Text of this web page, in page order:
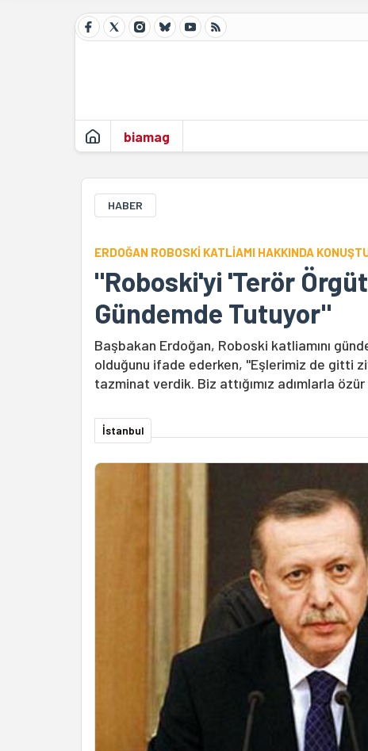
biamag
HABER
ERDOĞAN ROBOSKİ KATLİAMI HAKKINDA
"Roboski'yi 'Terör
Gündemde Tutuyor"
Başbakan Erdoğan, Roboski katliamını
olduğunu ifade ederken, "Eşlerimiz de gitti
tazminat verdik. Biz attığımız adımlarla
İstanbul